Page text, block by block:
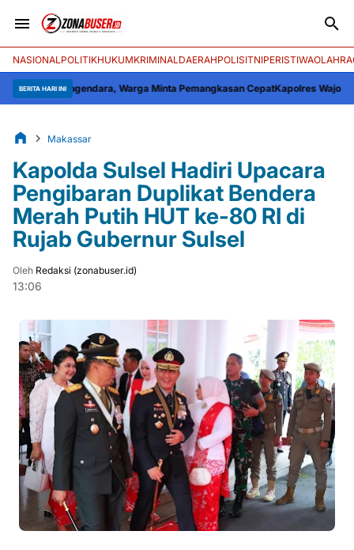
NASIONALPOLITIKHUKUMKRIMINALDAERAHPOLISITNIPERISTIWA
BERITA HARI INIWarga Minta Pemangkasan CepatKapolres Wajo: Semangat
Makassar
Kapolda Sulsel Hadiri Upacara
Pengibaran Duplikat Bendera
Merah Putih HUT ke-80 RI di
Rujab Gubernur Sulsel
Oleh Redaksi (zonabuser.id)
13:06